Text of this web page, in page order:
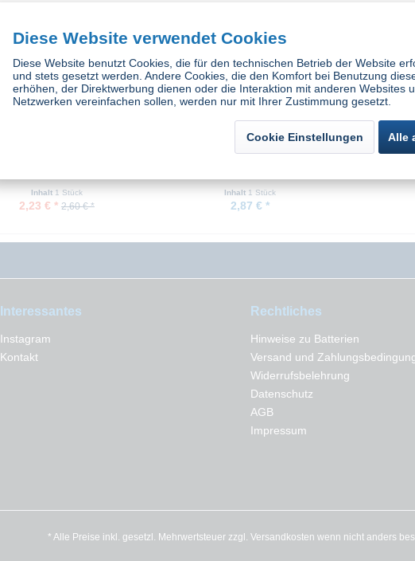
Inhalt 1 Stück
2,23 € * 2,60 € *
Inhalt 1 Stück
2,87 € *
Hase
Interessantes
Instagram
Kontakt
Rechtliches
Hinweise zu Batterien
Versand und
Widerrufsbelehrung
Datenschutz
AGB
Impressum
* Alle Preise inkl. gesetzl. Mehrwertsteuer zzgl. Versandkosten wenn nicht anders
Diese Website verwendet Cookies
Diese Website benutzt Cookies, die für den technischen Betrieb der Website
und stets gesetzt werden. Andere Cookies, die den Komfort bei Benutzung
erhöhen, der Direktwerbung dienen oder die Interaktion mit anderen Websites
Netzwerken vereinfachen sollen, werden nur mit Ihrer Zustimmung gesetzt.
Cookie Einstellungen Alle